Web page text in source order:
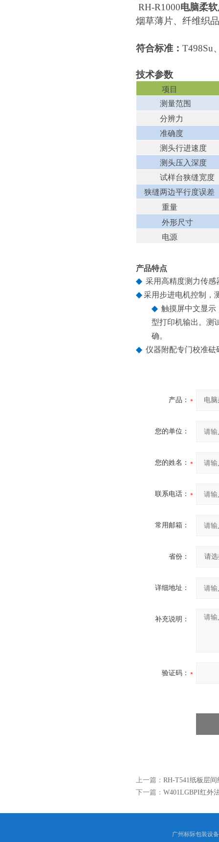
RH-R1000电脑柔
烟草薄片、纤维织
符合标准 ： T498Su
技术参数
项目
测量范围
分辨力
准确度
测头行进速度
测头压入深度
试样台狭缝宽度
狭缝两边平行度误差
重量
外形尺寸
电源
产品特点
◆ 采用高精度测力传感
◆采用步进电机控制，
◆ 触摸屏中文显示
型打印机输出。测
确。
◆ 仪器附配专门校准砝
产品：
您的单位：
您的姓名：
联系电话：
常用邮箱：
省份：
详细地址：
补充说明：
验证码：
上一篇： RH-T541纸板层
下一篇： W401LGBPI红外
广州标际包装设